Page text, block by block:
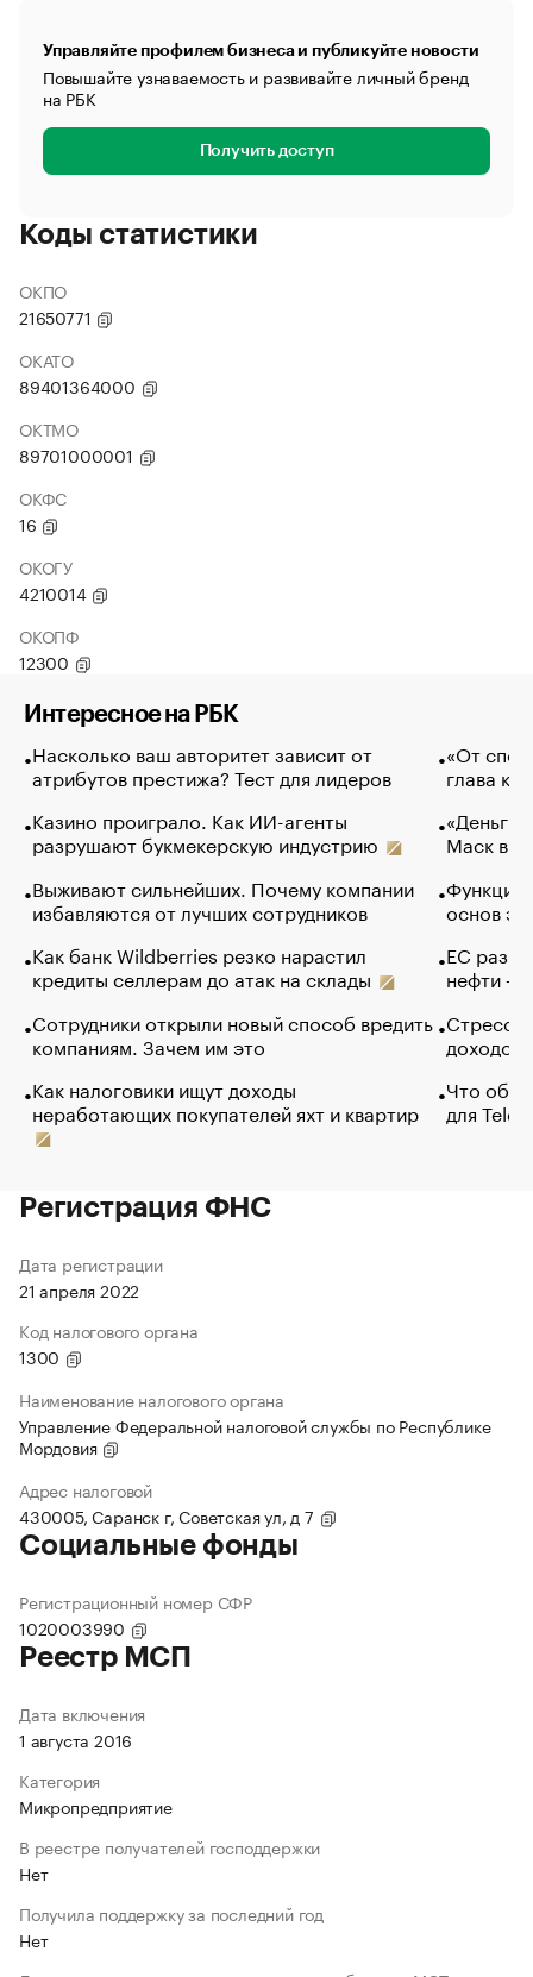
Управляйте профилем бизнеса и публикуйте новости
Повышайте узнаваемость и развивайте личный бренд
на РБК
Получить доступ
Коды статистики
ОКПО
21650771
ОКАТО
89401364000
ОКТМО
89701000001
ОКФС
16
ОКОГУ
4210014
ОКОПФ
12300
Интересное на РБК
Насколько ваш авторитет зависит от
атрибутов престижа? Тест для лидеров
Казино проиграло. Как ИИ-агенты
разрушают букмекерскую индустрию
Выживают сильнейших. Почему компании
избавляются от лучших сотрудников
Как банк Wildberries резко нарастил
кредиты селлерам до атак на склады
Сотрудники открыли новый способ вредить
компаниям. Зачем им это
Как налоговики ищут доходы
неработающих покупателей яхт и квартир
«От
глава
«Деньги
Маск в
Функции
основ
ЕС
нефти —
Стресс
доходов
Что
для
Регистрация ФНС
Дата регистрации
21 апреля 2022
Код налогового органа
1300
Наименование налогового органа
Управление Федеральной налоговой службы по Республике
Мордовия
Адрес налоговой
430005, Саранск г, Советская ул, д 7
Социальные фонды
Регистрационный номер СФР
1020003990
Реестр МСП
Дата включения
1 августа 2016
Категория
Микропредприятие
В реестре получателей господдержки
Нет
Получила поддержку за последний год
Нет